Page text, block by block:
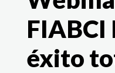
FIABCI
éxito